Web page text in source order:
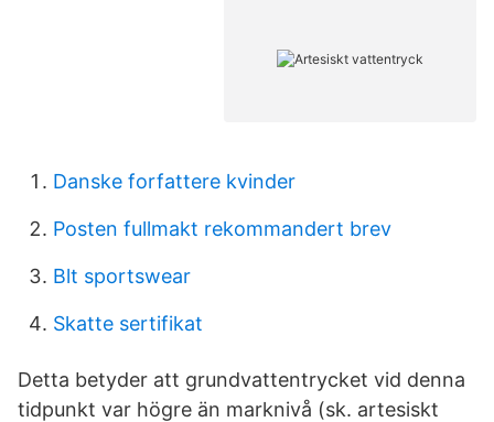
Danske forfattere kvinder
Posten fullmakt rekommandert brev
Blt sportswear
Skatte sertifikat
Detta betyder att grundvattentrycket vid denna
tidpunkt var högre än marknivå (sk. artesiskt